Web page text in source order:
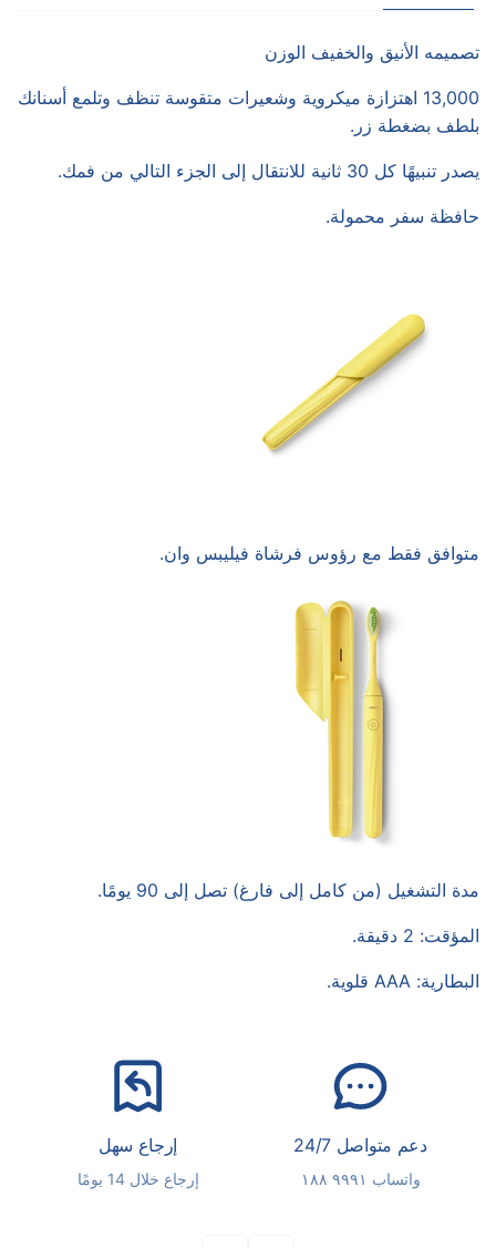
تصميمه الأنيق والخفيف الوزن
13,000 اهتزازة ميكروية وشعيرات متقوسة تنظف وتلمع أسنانك
بلطف بضغطة زر.
يصدر تنبيهًا كل 30 ثانية للانتقال إلى الجزء التالي من فمك.
حافظة سفر محمولة.
متوافق فقط مع رؤوس فرشاة فيليبس وان.
مدة التشغيل (من كامل إلى فارغ) تصل إلى 90 يومًا.
المؤقت: 2 دقيقة.
البطارية: AAA قلوية.
دعم متواصل 24/7
واتساب ٩٩٩١ ١٨٨
إرجاع سهل
إرجاع خلال 14 يومًا